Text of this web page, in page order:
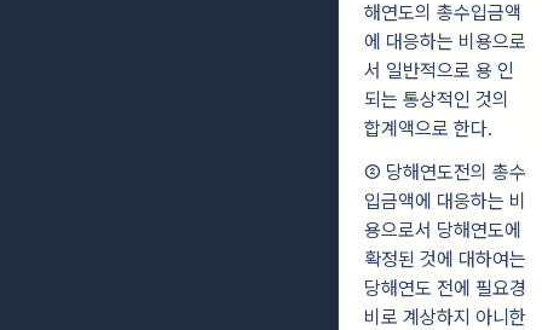
해연도의 총수입금액
에 대응하는 비용으로
서 일반적으로 용 인
되는 통상적인 것의
합계액으로 한다.
② 당해연도전의 총수
입금액에 대응하는 비
용으로서 당해연도에
확정된 것에 대하여는
당해연도 전에 필요경
비로 계상하지 아니한